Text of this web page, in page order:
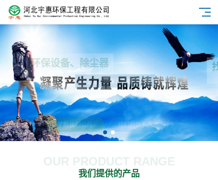
环保设备、除尘器
除尘器，环保设备解决方案
了解我们公司 我们的联系方式
OUR PRODUCT RANGE
我们提供的产品